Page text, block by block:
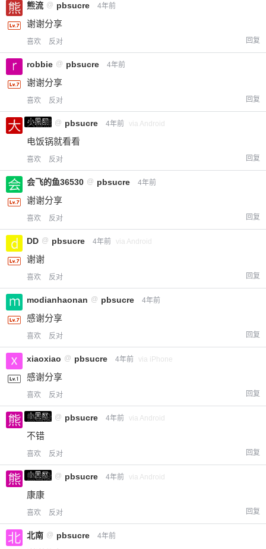
熊流 @ pbsucre 4年前
谢谢分享
喜欢 反对 回复
robbie @ pbsucre 4年前
谢谢分享
喜欢 反对 回复
小黑屋
大白熊 @ pbsucre 4年前 via Android
电饭锅就看看
喜欢 反对 回复
会飞的鱼36530 @ pbsucre 4年前
谢谢分享
喜欢 反对 回复
DD @ pbsucre 4年前 via Android
谢谢
喜欢 反对 回复
modianhaonan @ pbsucre 4年前
感谢分享
喜欢 反对 回复
xiaoxiao @ pbsucre 4年前 via iPhone
感谢分享
喜欢 反对 回复
小黑屋
熊出没 @ pbsucre 4年前 via Android
不错
喜欢 反对 回复
小黑屋
熊出没 @ pbsucre 4年前 via Android
康康
喜欢 反对 回复
北南 @ pbsucre 4年前